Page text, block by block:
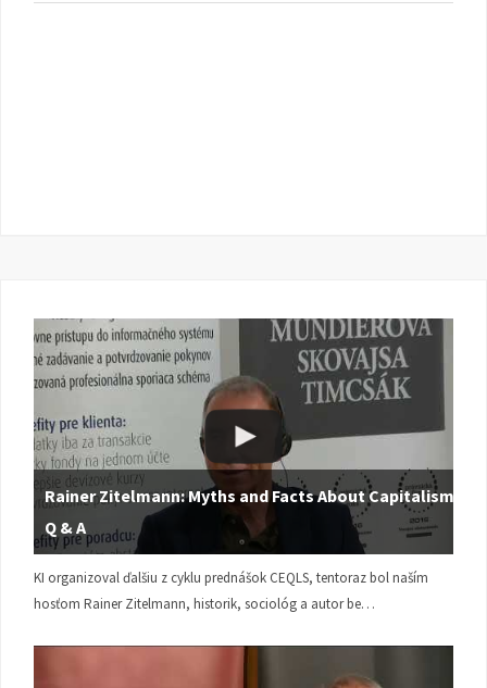
Rainer Zitelmann: Myths and Facts About Capitalism |
Q & A
KI organizoval ďalšiu z cyklu prednášok CEQLS, tentoraz bol naším
hosťom Rainer Zitelmann, historik, sociológ a autor be…